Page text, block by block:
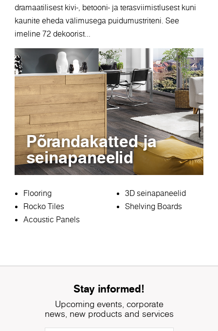
dramaatilisest kivi-, betooni- ja terasviimistlusest kuni
kaunite eheda välimusega puidumustriteni. See
imeline 72 dekoorist...
Põrandakatted ja
seinapaneelid
Flooring
Rocko Tiles
Acoustic Panels
3D seinapaneelid
Shelving Boards
Stay informed!
Upcoming events, corporate
news, new products and services